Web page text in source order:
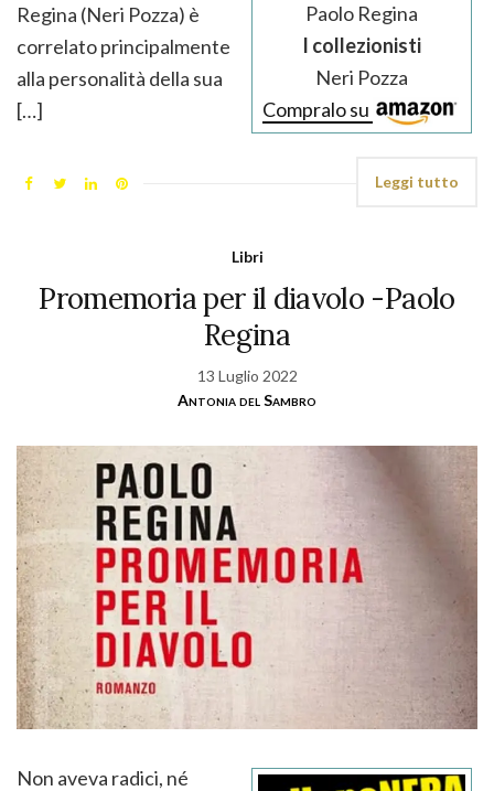
Paolo Regina
I collezionisti
Neri Pozza
Compralo su
Regina (Neri Pozza) è
correlato principalmente
alla personalità della sua
[…]
Leggi tutto
Libri
Promemoria per il diavolo -Paolo
Regina
13 Luglio 2022
Antonia del Sambro
Non aveva radici, né